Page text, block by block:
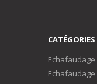
CATÉGORIES